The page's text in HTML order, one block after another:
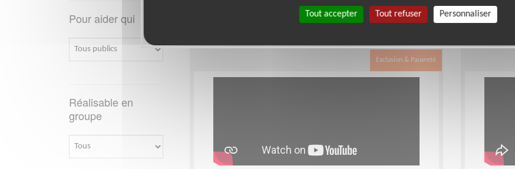
Pour aider qui
Réalisable en
groupe
Exclusion & Pauvreté
Tout accepter Tout refuser Personnaliser